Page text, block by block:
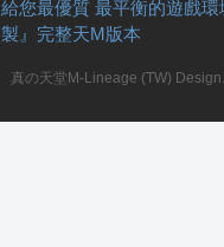
給您最優質 最平衡的遊戲
製』完整天M版本
真の天堂M-Lineage (TW)